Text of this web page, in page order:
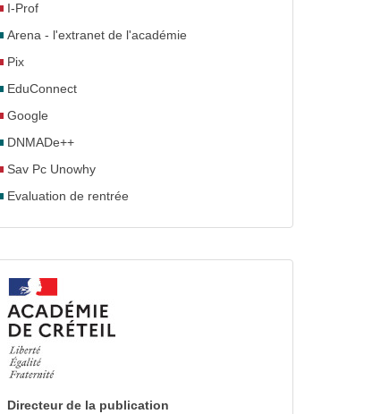
I-Prof
Arena - l'extranet de l'académie
Pix
EduConnect
Google
DNMADe++
Sav Pc Unowhy
Evaluation de rentrée
Directeur de la publication